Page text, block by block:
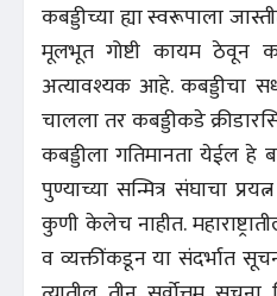
कबड्डीच्या ह्या स्वरूपाला
मूलभूत गोष्टी कायम ठेवून
अत्यावश्यक आहे. कबड्डीचा
चालला तर कबड्डीकडे
कबड्डीला गतिमानता
पुण्याच्या सन्मित्र संघाचा
कुणी केलेच नाहीत.
व व्यक्तींकडून या संदर्भात